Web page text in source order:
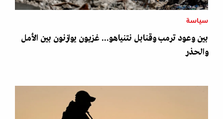
سياسة
بين وعود ترمب وقنابل نتنياهو... غزيون يوازنون بين الأمل
والحذر